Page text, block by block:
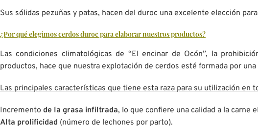
Sus sólidas pezuñas y patas, hacen del duroc una excelente elección para
¿Por qué elegimos cerdos duroc para elaborar nuestros productos?
Las condiciones climatológicas de “El encinar de Ocón”, la
productos, hace que nuestra explotación de cerdos esté formada por una
Las principales características que tiene esta raza para su utilización en
Incremento de la grasa infiltrada, lo que confiere una calidad a la carne
Alta prolificidad (número de lechones por parto).